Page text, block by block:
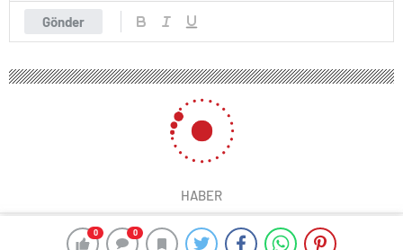
0 0
Gönder
HABER